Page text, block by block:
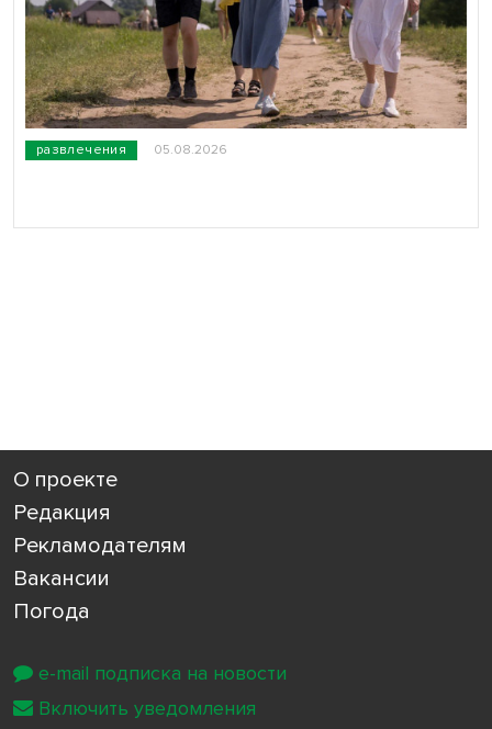
развлечения 05.08.2026
О проекте
Редакция
Рекламодателям
Вакансии
Погода
e-mail подписка на новости
Включить уведомления